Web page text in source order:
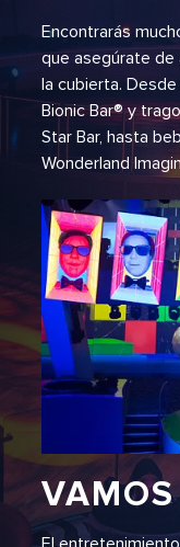
Encontrarás
que asegúrate de
la cubierta.
Bionic Bar® y
Star Bar, hasta
Wonderland